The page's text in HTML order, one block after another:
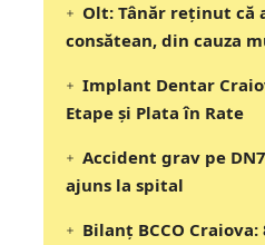
Olt: Tânăr reţinut că
consătean, din cauza
Implant Dentar
Etape şi Plata în Rate
Accident grav pe
ajuns la spital
Bilanț BCCO